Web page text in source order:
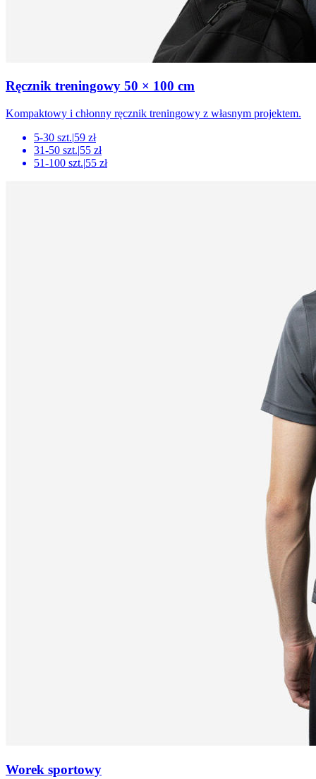
Ręcznik treningowy 50 × 100 cm
Kompaktowy i chłonny ręcznik treningowy z własnym projektem.
5-30 szt.|59 zł
31-50 szt.|55 zł
51-100 szt.|55 zł
Worek sportowy